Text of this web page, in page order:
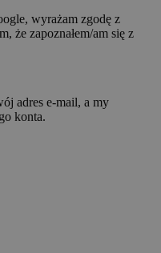
wyrażam zgodę z
że zapoznałem/am się z
adres e-mail, a my
konta.